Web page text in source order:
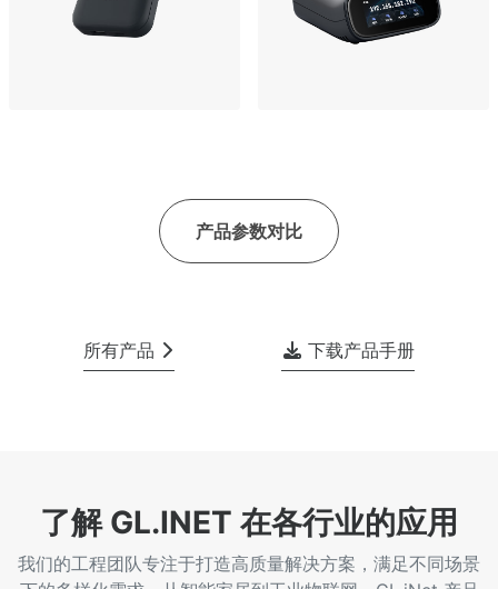
产品参数对比
所有产品 下载产品手册
了解 GL.INET 在各行业的应用
我们的工程团队专注于打造高质量解决方案，满足不同场景